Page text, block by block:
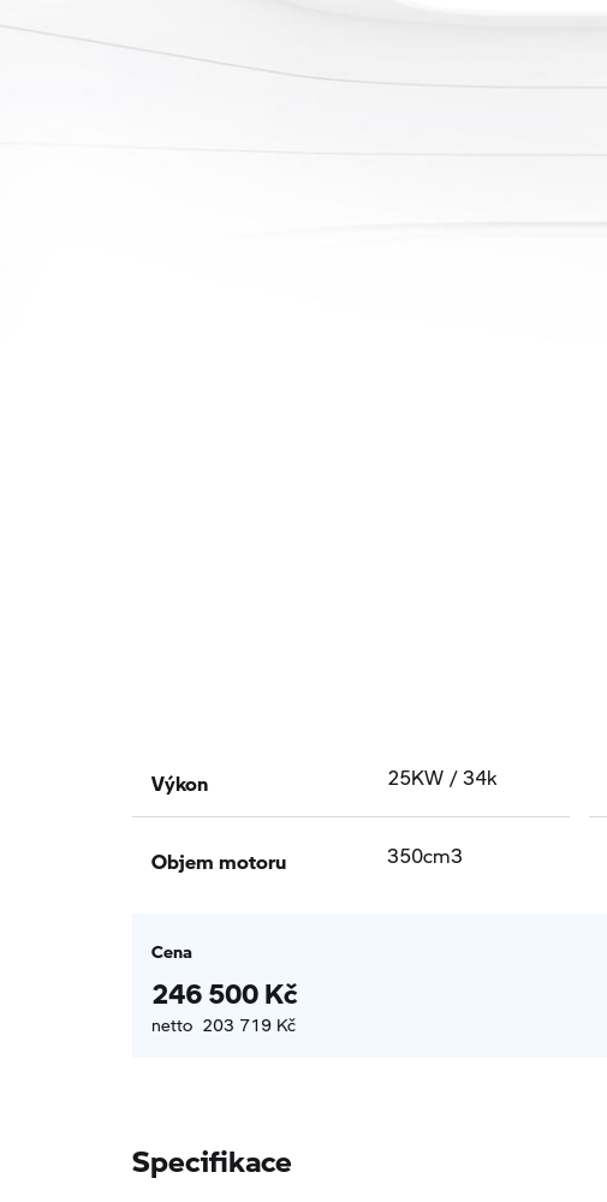
Výkon 25KW / 34k
Objem motoru 350cm3
Cena
246 500 Kč
netto 203 719 Kč
Specifikace